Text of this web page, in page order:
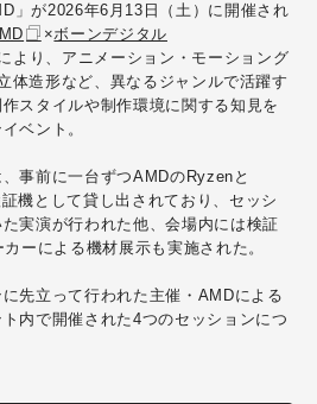
」が2026年6月13日（土）に開催され
×ボーンデジタル
より、アニメーション・モーショング
体造形など、異なるジャンルで活躍す
スタイルや制作環境に関する知見を
ベント。
事前に一台ずつAMDのRyzenと
機として貸し出されており、セッシ
実演が行われた他、会場内には検証
ーによる機材展示も実施された。
先立って行われた主催・AMDによる
内で開催された4つのセッションにつ